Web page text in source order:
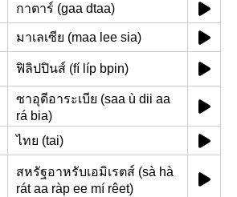
กาตาร์ (gaa dtaa)
มาเลเซีย (maa lee sia)
ฟิลิปปินส์ (fí líp bpin)
ซาอุดีอาระเบีย (saa ù dii aa
rá bia)
ไทย (tai)
สหรัฐอาหรับเอมิเรตส์ (sà hà
rát aa ràp ee mí rêet)